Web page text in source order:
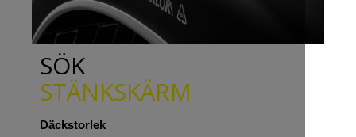
SÖK
STÄNKSKÄRM
Däckstorlek